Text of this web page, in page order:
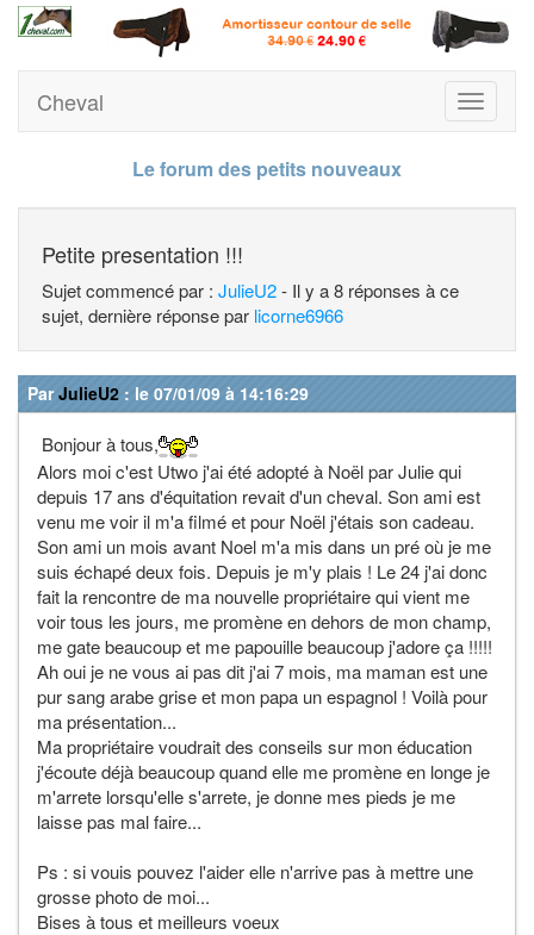
Toggle
Cheval
Le forum des petits nouveaux
Petite presentation !!!
Sujet commencé par : JulieU2- Il y a 8 réponses à ce
sujet, dernière réponse par licorne6966
ParJulieU2 : le 07/01/09 à 14:16:29
Bonjour à tous,
Alors moi c'est Utwo j'ai été adopté à Noël par Julie qui
depuis 17 ans d'équitation revait d'un cheval. Son ami est
venu me voir il m'a filmé et pour Noël j'étais son cadeau.
Son ami un mois avant Noel m'a mis dans un pré où je me
suis échapé deux fois. Depuis je m'y plais ! Le 24 j'ai donc
fait la rencontre de ma nouvelle propriétaire qui vient me
voir tous les jours, me promène en dehors de mon champ,
me gate beaucoup et me papouille beaucoup j'adore ça !!!!!
Ah oui je ne vous ai pas dit j'ai 7 mois, ma maman est une
pur sang arabe grise et mon papa un espagnol ! Voilà pour
ma présentation...
Ma propriétaire voudrait des conseils sur mon éducation
j'écoute déjà beaucoup quand elle me promène en longe je
m'arrete lorsqu'elle s'arrete, je donne mes pieds je me
laisse pas mal faire...
Ps : si vouis pouvez l'aider elle n'arrive pas à mettre une
grosse photo de moi...
Bises à tous et meilleurs voeux